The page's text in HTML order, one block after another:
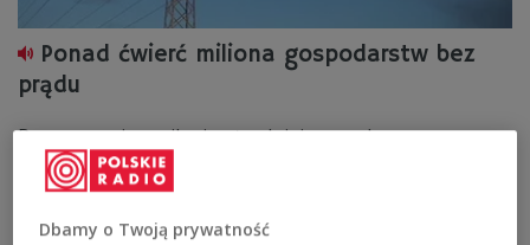
Ponad ćwierć miliona gospodarstw bez
prądu
Przywracanie zasilania utrudniają powalone przez
wichurę konary drzew na traktach dojazdowych do
miejsc awarii.
Jelenia Góra
Dbamy o Twoją prywatność